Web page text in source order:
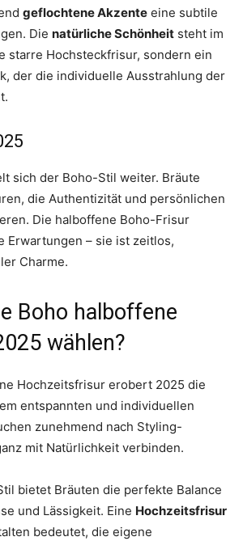
geflochtene Akzente eine subtile
Die natürliche Schönheit steht im
starre Hochsteckfrisur, sondern ein
der die individuelle Ausstrahlung der
sich der Boho-Stil weiter. Bräute
die Authentizität und persönlichen
Die halboffene Boho-Frisur
Erwartungen – sie ist zeitlos,
Charme.
Boho halboffene
wählen?
Hochzeitsfrisur erobert 2025 die
entspannten und individuellen
zunehmend nach Styling-
mit Natürlichkeit verbinden.
bietet Bräuten die perfekte Balance
und Lässigkeit. Eine Hochzeitsfrisur
bedeutet, die eigene